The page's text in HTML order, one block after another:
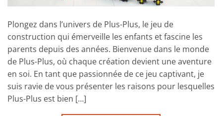
Plongez dans l’univers de Plus-Plus, le jeu de
construction qui émerveille les enfants et fascine les
parents depuis des années. Bienvenue dans le monde
de Plus-Plus, où chaque création devient une aventure
en soi. En tant que passionnée de ce jeu captivant, je
suis ravie de vous présenter les raisons pour lesquelles
Plus-Plus est bien […]